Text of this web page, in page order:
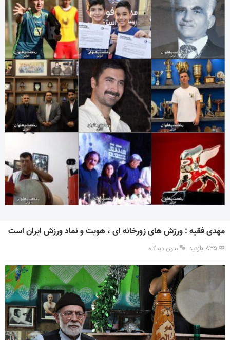
مهدی فقیه : ورزش های زورخانه ای ، هویت و نماد ورزش ایران است
۸۳۵ بازدید بدون دیدگاه